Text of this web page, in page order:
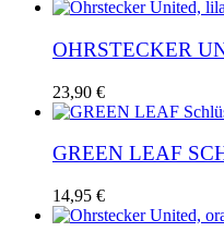
OHRSTECKER
23,90 €
GREEN LEAF
14,95 €